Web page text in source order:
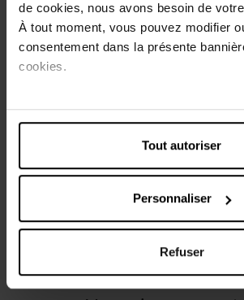
de cookies, nous avons besoin de
À tout moment, vous pouvez modifier
consentement dans la présente
cookies.
Tout autoriser
Personnaliser
Refuser
Découvrez notre nouvelle gamme de
entièrement vegan !
Pleins fards sur le regard! Une
la couvrance modulable, déclinée dans
peut se positionner dans les palettes
limiter le gaspilllage.
Caractéristiques
Avis client